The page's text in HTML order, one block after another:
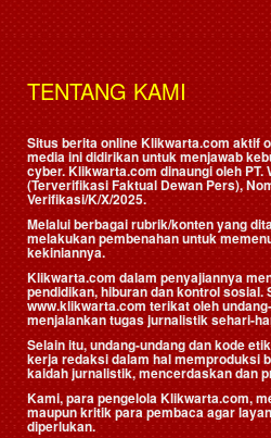
TENTANG KAMI
Situs berita online Klikwarta.com aktif
media ini didirikan untuk menjawab
cyber. Klikwarta.com dinaungi oleh PT.
(Terverifikasi Faktual Dewan Pers),
Verifikasi/K/X/2025.
Melalui berbagai rubrik/konten yang
melakukan pembenahan untuk
kekiniannya.
Klikwarta.com dalam penyajiannya
pendidikan, hiburan dan kontrol sosial.
www.klikwarta.com terikat oleh
menjalankan tugas jurnalistik sehari-
Selain itu, undang-undang dan kode
kerja redaksi dalam hal memproduksi
kaidah jurnalistik, mencerdaskan dan
Kami, para pengelola Klikwarta.com,
maupun kritik para pembaca agar
diperlukan.